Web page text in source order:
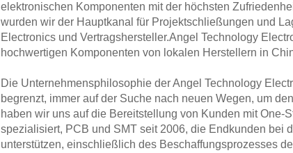
elektronischen Komponenten mit der höchsten
wurden wir der Hauptkanal für Projektschließungen und
Electronics und Vertragshersteller.Angel Technology
hochwertigen Komponenten von lokalen Herstellern in
Die Unternehmensphilosophie der Angel Technology
begrenzt, immer auf der Suche nach neuen Wegen, um
haben wir uns auf die Bereitstellung von Kunden mit One-
spezialisiert, PCB und SMT seit 2006, die Endkunden bei
unterstützen, einschließlich des Beschaffungsprozesses